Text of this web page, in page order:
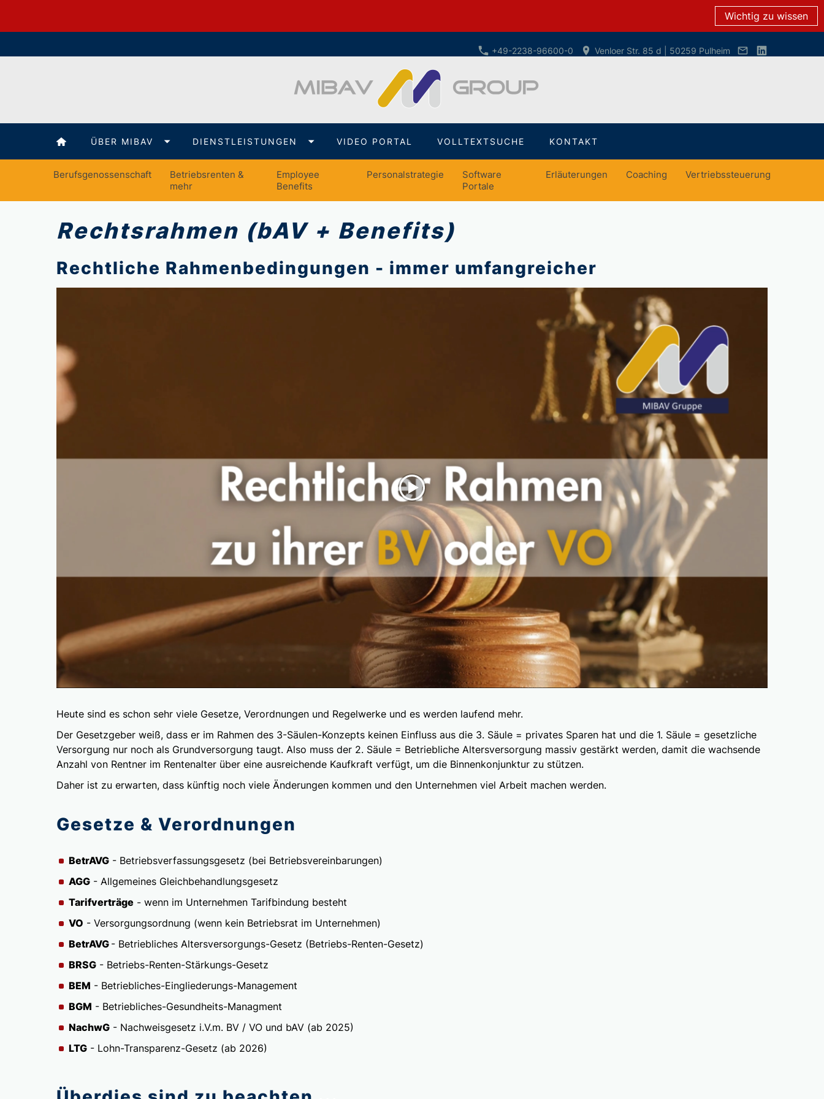
Wichtig zu wissen
+49-2238-96600-0 Venloer Str. 85 d | 50259 Pulheim
ÜBER MIBAV DIENSTLEISTUNGEN VIDEO PORTAL VOLLTEXTSUCHE KONTAKT
Berufsgenossenschaft
Betriebsrenten &
mehr
Employee
Benefits
Personalstrategie
Software
Portale
Erläuterungen Coaching Vertriebssteuerung
Rechtsrahmen (bAV + Benefits)
Rechtliche Rahmenbedingungen - immer umfangreicher
Heute sind es schon sehr viele Gesetze, Verordnungen und Regelwerke und es werden laufend mehr.
Der Gesetzgeber weiß, dass er im Rahmen des 3-Säulen-Konzepts keinen Einfluss aus die 3. Säule = privates Sparen hat und die 1. Säule = gesetzliche
Versorgung nur noch als Grundversorgung taugt. Also muss der 2. Säule = Betriebliche Altersversorgung massiv gestärkt werden, damit die wachsende
Anzahl von Rentner im Rentenalter über eine ausreichende Kaufkraft verfügt, um die Binnenkonjunktur zu stützen.
Daher ist zu erwarten, dass künftig noch viele Änderungen kommen und den Unternehmen viel Arbeit machen werden.
Gesetze & Verordnungen
BetrAVG - Betriebsverfassungsgesetz (bei Betriebsvereinbarungen)
AGG - Allgemeines Gleichbehandlungsgesetz
Tarifverträge - wenn im Unternehmen Tarifbindung besteht
VO - Versorgungsordnung (wenn kein Betriebsrat im Unternehmen)
BetrAVG - Betriebliches Altersversorgungs-Gesetz (Betriebs-Renten-Gesetz)
BRSG - Betriebs-Renten-Stärkungs-Gesetz
BEM - Betriebliches-Eingliederungs-Management
BGM - Betriebliches-Gesundheits-Managment
NachwG - Nachweisgesetz i.V.m. BV / VO und bAV (ab 2025)
LTG - Lohn-Transparenz-Gesetz (ab 2026)